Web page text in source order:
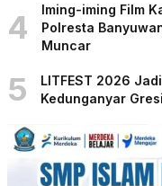
4
Iming-iming Film
Polresta
Muncar
5
LITFEST 2026
Kedunganyar